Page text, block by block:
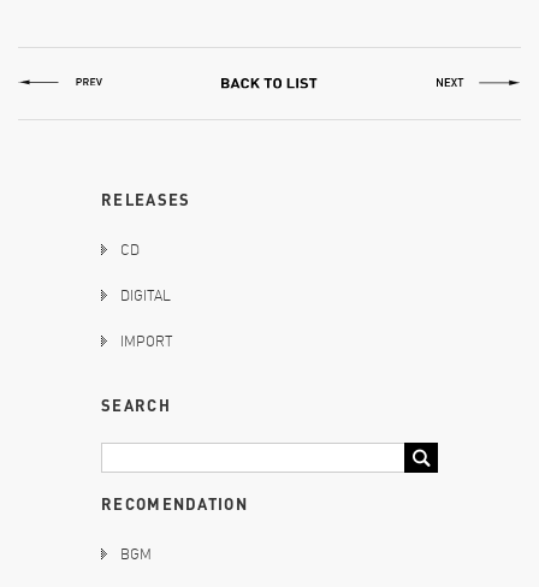
RELEASES
CD
DIGITAL
IMPORT
SEARCH
RECOMENDATION
BGM